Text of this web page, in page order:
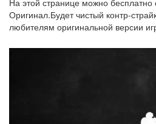
На этой странице можно бесплатно
Оригинал.Будет чистый контр-
любителям оригинальной версии